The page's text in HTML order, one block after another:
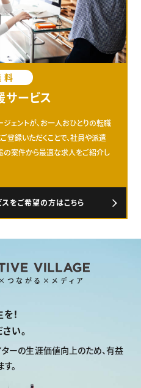
料
サービス
ェントが、お一人おひとりの転職
登録いただくことで、社員や派遣
の案件から最適な求人をご紹介し
をご希望の方はこちら
つながる×メディア
！
い。
ターの生涯価値向上のため、有益
。